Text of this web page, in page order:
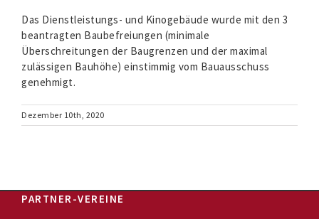
Das Dienstleistungs- und Kinogebäude wurde mit den 3
beantragten Baubefreiungen (minimale
Überschreitungen der Baugrenzen und der maximal
zulässigen Bauhöhe) einstimmig vom Bauausschuss
genehmigt.
Dezember 10th, 2020
PARTNER-VEREINE